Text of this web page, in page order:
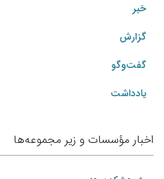
خبر
گزارش
گفت‌وگو
یادداشت
اخبار مؤسسات و زیر مجموعه‌ها